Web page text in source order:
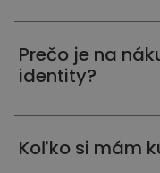
Prečo je na
identity?
Koľko si mám